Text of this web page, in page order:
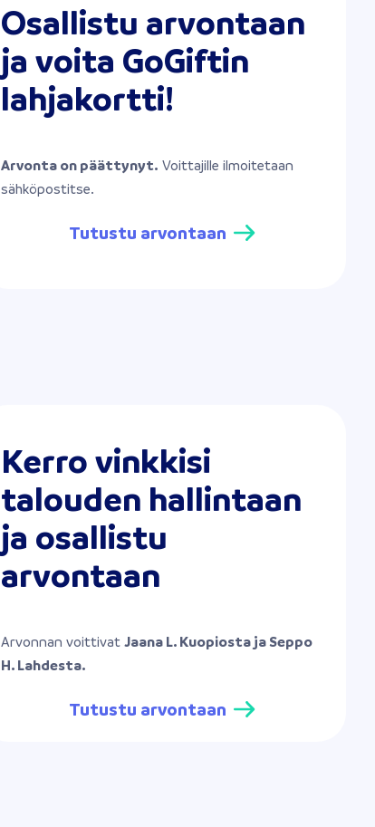
Osallistu arvontaan
ja voita GoGiftin
lahjakortti!
Arvonta on päättynyt. Voittajille ilmoitetaan
sähköpostitse.
Tutustu arvontaan
Kerro vinkkisi
talouden hallintaan
ja osallistu
arvontaan
Arvonnan voittivat Jaana L. Kuopiosta ja Seppo
H. Lahdesta.
Tutustu arvontaan